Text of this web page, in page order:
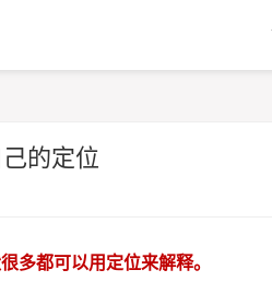
的定位
多都可以用定位来解释。